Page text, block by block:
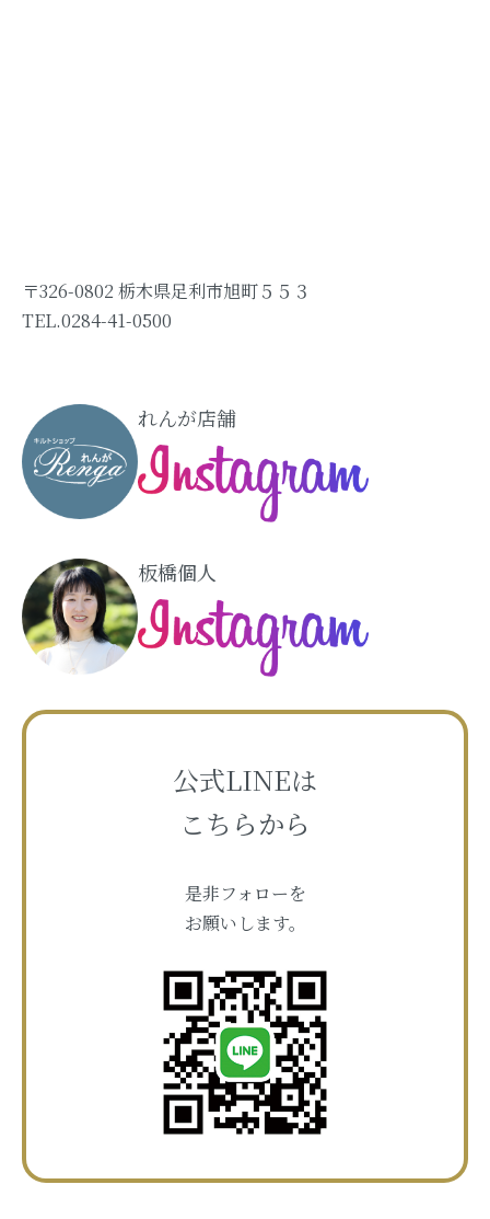
〒326-0802 栃木県足利市旭町５５３
TEL.0284-41-0500
れんが店舗
板橋個人
公式LINEは
こちらから
是非フォローを
お願いします。